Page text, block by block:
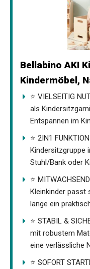
Bellabino AKI
Kindermöbel,
⭐ VIELSEITIG
als
Entspannen im
⭐ 2IN1
Kindersitzgruppe
Stuhl/Bank oder
⭐
Kleinkinder passt
lange ein
⭐ STABIL &
mit robustem
eine verlässliche
⭐ SOFORT